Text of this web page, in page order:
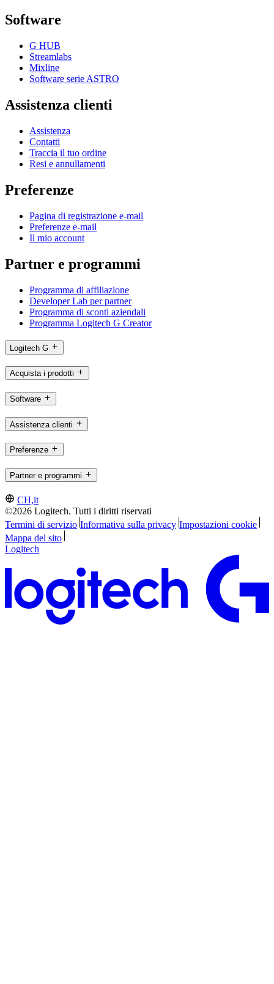
Software
G HUB
Streamlabs
Mixline
Software serie ASTRO
Assistenza clienti
Assistenza
Contatti
Traccia il tuo ordine
Resi e annullamenti
Preferenze
Pagina di registrazione e-mail
Preferenze e-mail
Il mio account
Partner e programmi
Programma di affiliazione
Developer Lab per partner
Programma di sconti aziendali
Programma Logitech G Creator
Logitech G
Acquista i prodotti
Software
Assistenza clienti
Preferenze
Partner e programmi
CH,it
©2026 Logitech. Tutti i diritti riservati
Termini di servizio Informativa sulla privacy Impostazioni cookie
Mappa del sito
Logitech